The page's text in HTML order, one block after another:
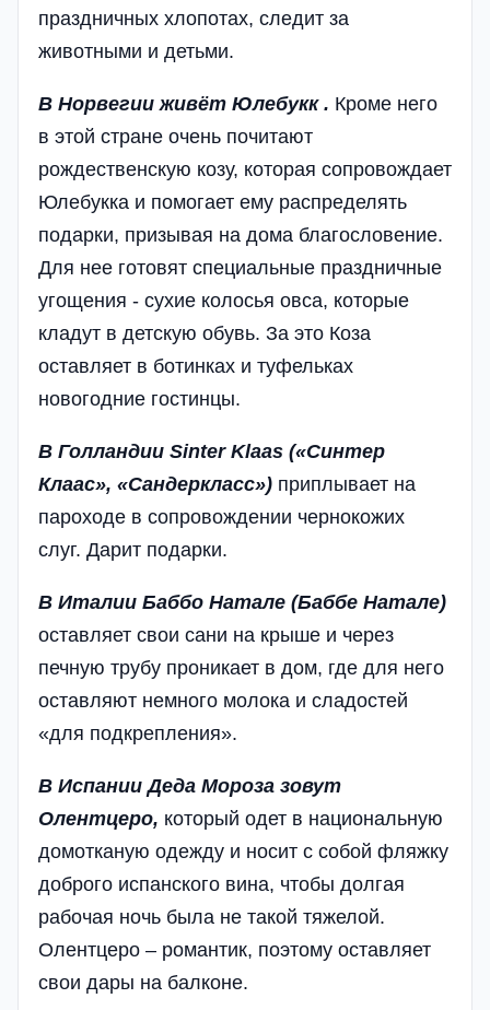
праздничных хлопотах, следит за
животными и детьми.
В Норвегии живёт Юлебукк . Кроме него
в этой стране очень почитают
рождественскую козу, которая сопровождает
Юлебукка и помогает ему распределять
подарки, призывая на дома благословение.
Для нее готовят специальные праздничные
угощения - сухие колосья овса, которые
кладут в детскую обувь. За это Коза
оставляет в ботинках и туфельках
новогодние гостинцы.
В Голландии Sinter Klaas («Синтер
Клаас», «Сандеркласс») приплывает на
пароходе в сопровождении чернокожих
слуг. Дарит подарки.
В Италии Баббо Натале (Баббе Натале)
оставляет свои сани на крыше и через
печную трубу проникает в дом, где для него
оставляют немного молока и сладостей
«для подкрепления».
В Испании Деда Мороза зовут
Олентцеро, который одет в национальную
домотканую одежду и носит с собой фляжку
доброго испанского вина, чтобы долгая
рабочая ночь была не такой тяжелой.
Олентцеро – романтик, поэтому оставляет
свои дары на балконе.